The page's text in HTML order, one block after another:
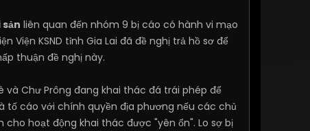
liên quan đến nhóm 9 bị cáo có hành vi mạo
KSND tỉnh Gia Lai đã đề nghị trả hồ sơ để
thuận đề nghị này.
Chư Prông đang khai thác đá trái phép để
tố cáo với chính quyền địa phương nếu các chủ
hoạt động khai thác được "yên ổn". Lo sợ bị